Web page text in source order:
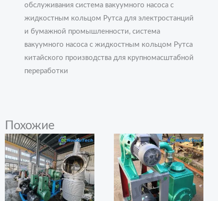
обслуживания система вакуумного насоса с
жидкостным кольцом Рутса для электростанций
и бумажной промышленности, система
вакуумного насоса с жидкостным кольцом Рутса
китайского производства для крупномасштабной
переработки
Похожие